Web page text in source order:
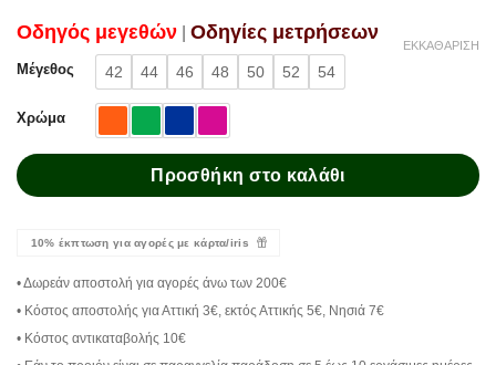
Oδηγός μεγεθών Oδηγίες μετρήσεων
Μέγεθος 42 44 46 48 50 52 54
Χρώμα
ΕΚΚΑΘΆΡΙΣΗ
Προσθήκη στο καλάθι
10% έκπτωση για αγορές με κάρτα/iris
• Δωρεάν αποστολή για αγορές άνω των 200€
• Κόστος αποστολής για Αττική 3€, εκτός Αττικής 5€, Νησιά 7€
• Κόστος αντικαταβολής 10€